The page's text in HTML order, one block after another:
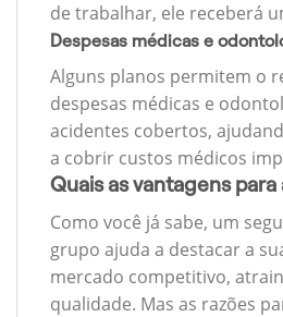
de trabalhar, ele receberá
Despesas médicas e
Alguns planos permitem o
despesas médicas e
acidentes cobertos,
a cobrir custos médicos
Quais as vantagens
Como você já sabe, um
grupo ajuda a destacar a
mercado competitivo,
qualidade. Mas as razões